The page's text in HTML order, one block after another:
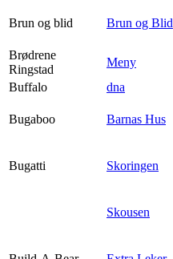
Brun og blid Brun og Blid
Brødrene
Ringstad
Meny
Buffalo
dna
Bugaboo Barnas Hus
Bugatti Skoringen
Skousen